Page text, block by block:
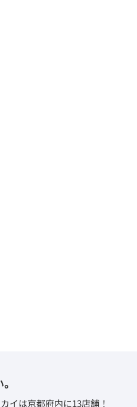
イは京都府内に13店舗！